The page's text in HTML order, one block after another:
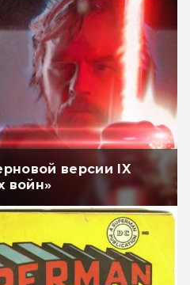
версии IX
войн»